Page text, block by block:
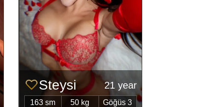
Steysі 21 year
163 sm 50 kg Göğüs 3